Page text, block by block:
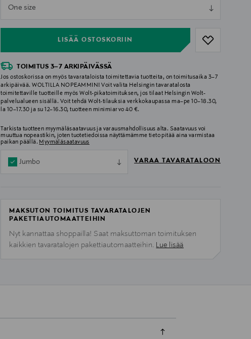
One size
LISÄÄ OSTOSKORIIN
null
TOIMITUS 3–7 ARKIPÄIVÄSSÄ
Jos ostoskorissa on myös tavarataloista toimitettavia tuotteita, on toimitusaika 3–7
arkipäivää. WOLTILLA NOPEAMMIN! Voit valita Helsingin tavaratalosta
toimitettaville tuotteille myös Wolt-pikatoimituksen, jos tilaat Helsingin Wolt-
palvelualueen sisällä. Voit tehdä Wolt-tilauksia verkkokaupassa ma–pe 10–18.30,
la 10–17.30 ja su 12–16.30, tuotteen minimiarvo 40 €.
Tarkista tuotteen myymäläsaatavuus ja varausmahdollisuus alta. Saatavuus voi
muuttua nopeastikin, joten tuotetiedoissa näyttämämme tieto pitää aina varmistaa
paikan päällä. Myymäläsaatavuus
Jumbo VARAA TAVARATALOON
MAKSUTON TOIMITUS TAVARATALOJEN
PAKETTIAUTOMAATTEIHIN
Nyt kannattaa shoppailla! Saat maksuttoman toimituksen
kaikkien tavaratalojen pakettiautomaatteihin. Lue lisää